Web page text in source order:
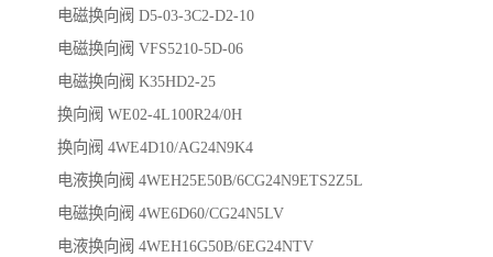
电磁换向阀 D5-03-3C2-D2-10
电磁换向阀 VFS5210-5D-06
电磁换向阀 K35HD2-25
换向阀 WE02-4L100R24/0H
换向阀 4WE4D10/AG24N9K4
电液换向阀 4WEH25E50B/6CG24N9ETS2Z5L
电磁换向阀 4WE6D60/CG24N5LV
电液换向阀 4WEH16G50B/6EG24NTV